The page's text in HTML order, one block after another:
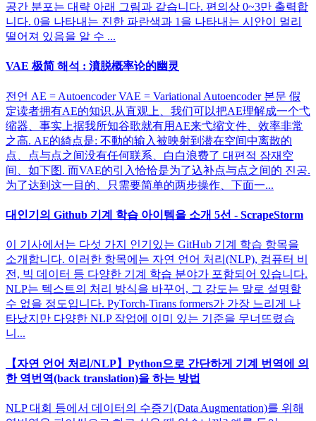
공간 분포는 대략 아래 그림과 같습니다. 편의상 0~3만 출력합
니다. 0을 나타내는 진한 파란색과 1을 나타내는 시안이 멀리
떨어져 있음을 알 수 ...
VAE 极简 해석 : 濆脱概率论的幽灵
전언 AE = Autoencoder VAE = Variational Autoencoder 본문 假
定读者拥有AE的知识.从直观上、我们可以把AE理解成一个弋
缩器、事实上据我所知谷歌就有用AE来弋缩文件、效率非常
之高. AE的綺点是: 不動的输入被映射到潜在空间中离散的
点、点与点之间没有任何联系、白白浪费了 대편적 잠재空
间、如下图. 而VAE的引入恰恰是为了込补点与点之间的 진공.
为了达到这一目的、只需要简单的两步操作、下面一...
대인기의 Github 기계 학습 아이템을 소개 5선 - ScrapeStorm
이 기사에서는 다섯 가지 인기있는 GitHub 기계 학습 항목을
소개합니다. 이러한 항목에는 자연 언어 처리(NLP), 컴퓨터 비
전, 빅 데이터 등 다양한 기계 학습 분야가 포함되어 있습니다.
NLP는 텍스트의 처리 방식을 바꾸어, 그 강도는 말로 설명할
수 없을 정도입니다. PyTorch-Tirans formers가 가장 느리게 나
타났지만 다양한 NLP 작업에 이미 있는 기준을 무너뜨렸습
니...
【자연 언어 처리/NLP】Python으로 간단하게 기계 번역에 의
한 역번역(back translation)을 하는 방법
NLP 대회 등에서 데이터의 수증기(Data Augmentation)를 위해